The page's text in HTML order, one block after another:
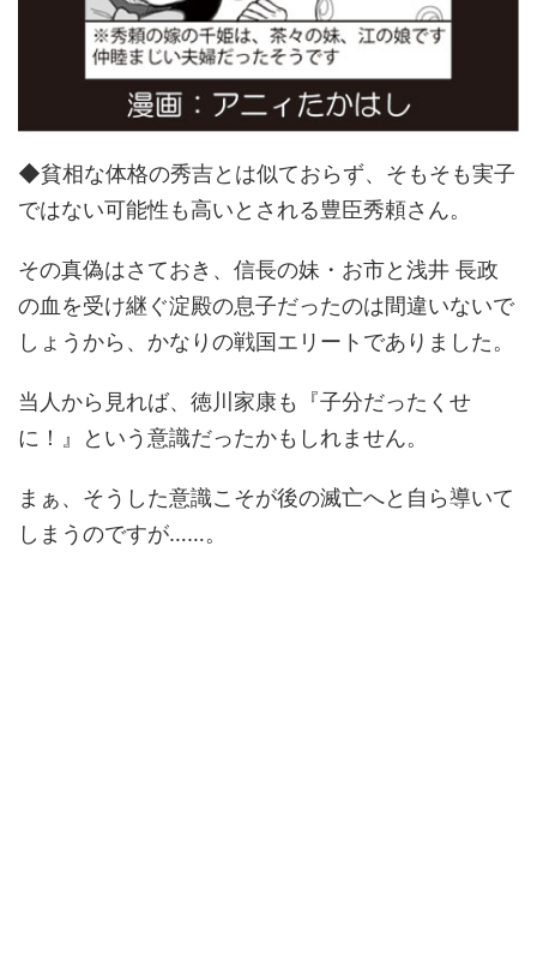
◆貧相な体格の秀吉とは似ておらず、そもそも実子
ではない可能性も高いとされる豊臣秀頼さん。
その真偽はさておき、信長の妹・お市と浅井 長政
の血を受け継ぐ淀殿の息子だったのは間違いないで
しょうから、かなりの戦国エリートでありました。
当人から見れば、徳川家康も『子分だったくせ
に！』という意識だったかもしれません。
まぁ、そうした意識こそが後の滅亡へと自ら導いて
しまうのですが……。